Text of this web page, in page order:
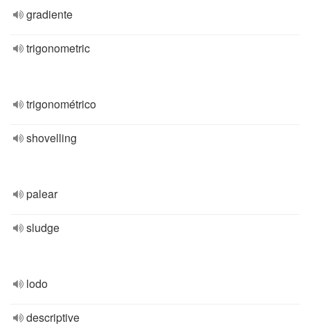
gradiente
trigonometric
trigonométrico
shovelling
palear
sludge
lodo
descriptive